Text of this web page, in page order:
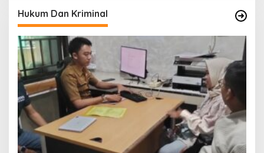
Hukum Dan Kriminal